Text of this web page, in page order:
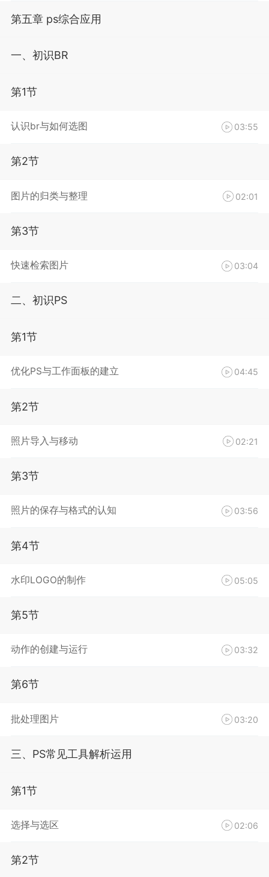
第五章 ps综合应用
一、初识BR
第1节
认识br与如何选图 03:55
第2节
图片的归类与整理 02:01
第3节
快速检索图片 03:04
二、初识PS
第1节
优化PS与工作面板的建立 04:45
第2节
照片导入与移动 02:21
第3节
照片的保存与格式的认知 03:56
第4节
水印LOGO的制作 05:05
第5节
动作的创建与运行 03:32
第6节
批处理图片 03:20
三、PS常见工具解析运用
第1节
选择与选区 02:06
第2节